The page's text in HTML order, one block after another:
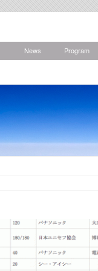
News Program